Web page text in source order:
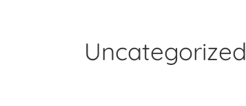
Uncategorized